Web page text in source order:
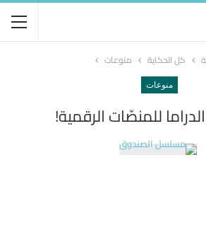
كل الحكاية منوعات
منوعات
للمنصّات الرقمية!